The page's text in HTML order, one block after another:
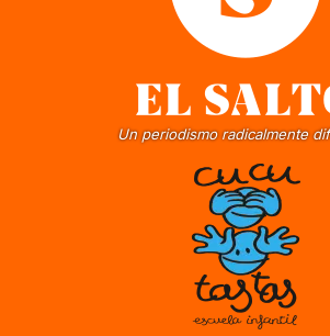
Un periodismo radicalmente